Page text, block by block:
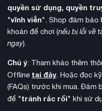
quyền sử dụng, quyền
"vĩnh viễn". Shop đảm bảo
khoản để chơi (nếu bị lỗi về
ngay).
Chú ý: Tham khảo thêm
Offline tại đây. Hoặc đọc
(FAQs) trước khi mua. Đảm
để "tránh rắc rối" khi sử